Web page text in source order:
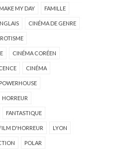
MAKE MY DAY FAMILLE
CINÉMA DE GENRE
CINÉMA CORÉEN
CINÉMA
POWERHOUSE
HORREUR
FANTASTIQUE
D'HORREUR LYON
POLAR